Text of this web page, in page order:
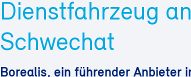
Dienstfahrzeug
Schwechat
Borealis, ein führender Anbieter